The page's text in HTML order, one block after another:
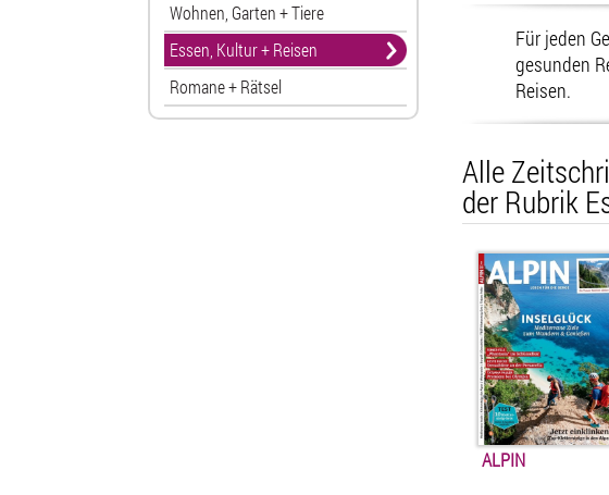
Wohnen, Garten + Tiere
Essen, Kultur + Reisen
Romane + Rätsel
Für jeden
gesunden
Reisen.
Alle
der Rubrik
ALPIN